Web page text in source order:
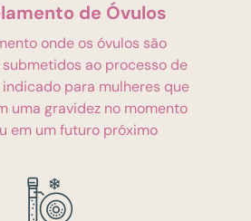
de Óvulos
onde os óvulos são
ao processo de
para mulheres que
uma gravidez no momento
em um futuro próximo